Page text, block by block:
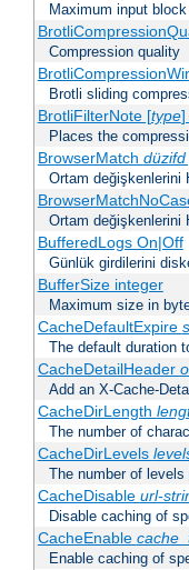
Maximum input
Compression quality
Brotli sliding
BrotliFilterNote [type]
Places the
BrowserMatch
Ortam değişkenlerini
Ortam değişkenlerini
BufferedLogs On|Off
Günlük girdilerini
BufferSize integer
Maximum size in
CacheDefaultExpire
The default duration
CacheDetailHeader
Add an X-Cache-
CacheDirLength
The number of
CacheDirLevels
The number of
CacheDisable url-
Disable caching of
CacheEnable
Enable caching of